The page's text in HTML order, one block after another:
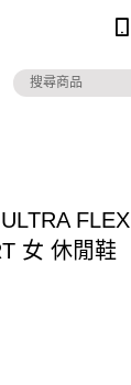
FLEX
女 休閒鞋